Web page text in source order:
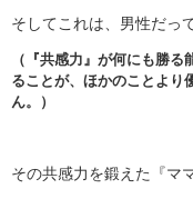
そしてこれは、男性だっ
（『共感力』が何にも勝る
ることが、ほかのことより
ん。）
その共感力を鍛えた『マ